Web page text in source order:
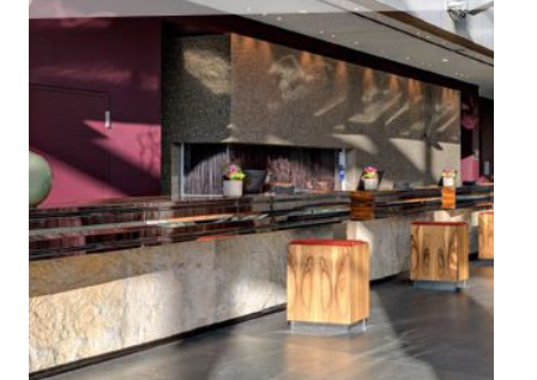
Bericht
zur
Fachtagung
"Industriefokus
2018:
Contract
&
Claim
Management"
Einladung
zur